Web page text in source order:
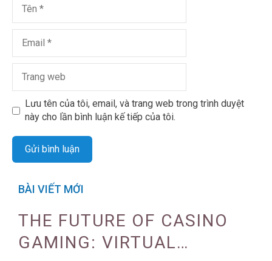
Lưu tên của tôi, email, và trang web trong trình duyệt
này cho lần bình luận kế tiếp của tôi.
BÀI VIẾT MỚI
THE FUTURE OF CASINO
GAMING: VIRTUAL